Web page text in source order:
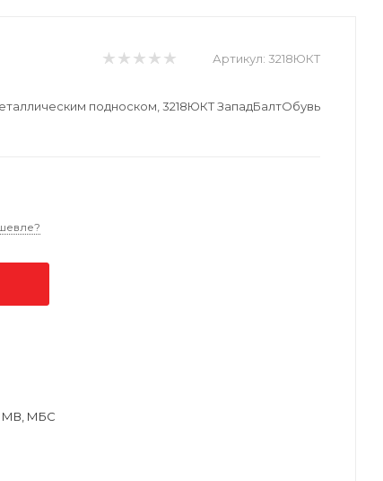
Артикул: 3218ЮКТ
подноском, 3218ЮКТ ЗападБалтОбувь
МВ, МБС